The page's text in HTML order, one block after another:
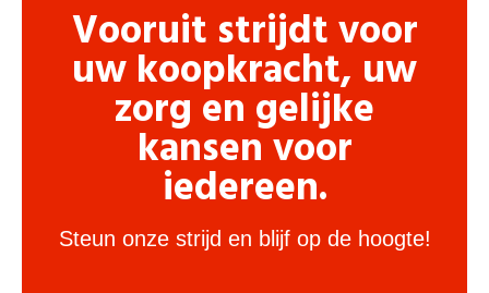
Vooruit strijdt voor
uw koopkracht, uw
zorg en gelijke
kansen voor
iedereen.
Steun onze strijd en blijf op de hoogte!